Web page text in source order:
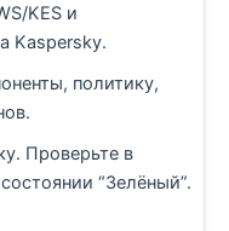
KES и
Kaspersky.
политику,
Проверьте в
“Зелёный”.